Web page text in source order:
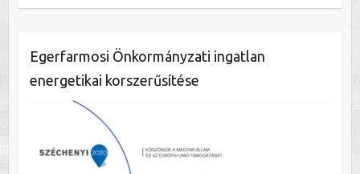
Egerfarmosi Önkormányzati ingatlan
energetikai korszerűsítése